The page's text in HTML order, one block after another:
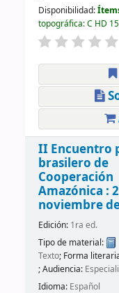
Disponibilidad:
topográfica:C HD
II Encuentro
brasilero de
Cooperación
Amazónica :
noviembre
Edición: 1ra ed.
Tipo de material:
Texto; Forma
; Audiencia:
Idioma: Español